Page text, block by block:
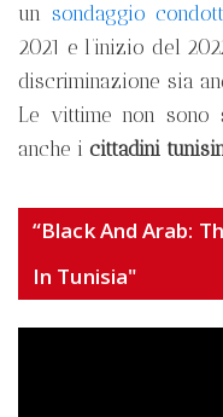
un sondaggio
2021 e l’inizio del
discriminazione sia
Le vittime non sono
anche i cittadini
“Black And Arab:
In Tunisia"